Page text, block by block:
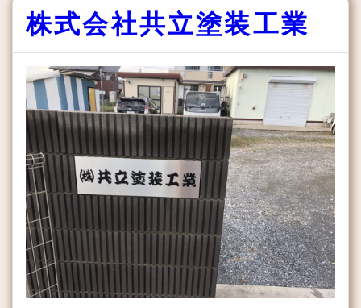
株式会社共立塗装工業